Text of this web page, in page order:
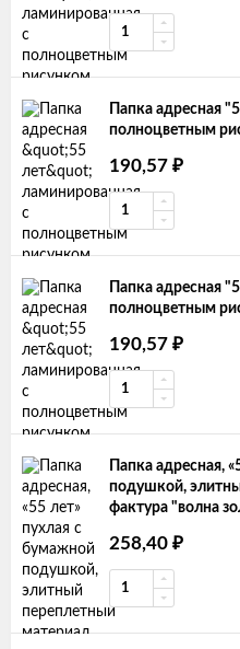
Папка адресная
полноцветным
190,57 ₽
Папка адресная
полноцветным
190,57 ₽
Папка адресная,
подушкой,
фактура "волна
258,40 ₽